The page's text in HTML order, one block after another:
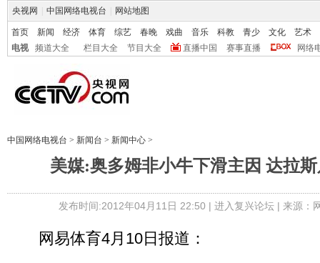
央视网 中国网络电视台 网站地图
首页 新闻 经济 体育 综艺 春晚 戏曲 音乐 科教 青少 文化
艺术
电视
频道大全 栏目大全 节目大全 直播中国 赛事直播 网络
中国网络电视台 > 新闻台 > 新闻中心 >
美媒:奥多姆非小牛下滑主因 达拉
发布时间:2012年04月11日 22:50 | 进入复兴论坛| 来源：
网易体育4月10日报道：